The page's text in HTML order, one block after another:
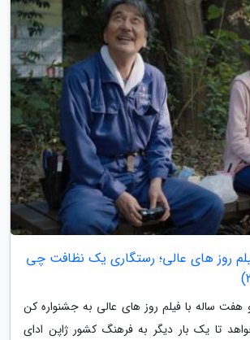
روز های عالی؛ رستگاری یک نظافت چی
ساله با فیلم روز های عالی به جشنواره کن
تا یک بار دیگر به فرهنگ کشور ژاپن ادای